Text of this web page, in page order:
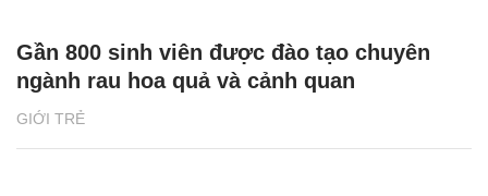
GIỚI TRẺ
Gần 800 sinh viên được đào tạo chuyên
ngành rau hoa quả và cảnh quan